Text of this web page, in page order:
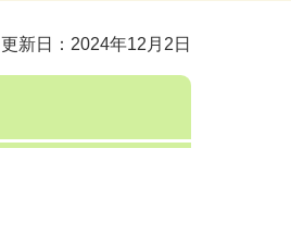
更新日：2024年12月2日